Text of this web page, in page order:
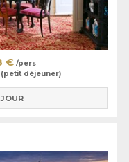
€/pers
(petit déjeuner)